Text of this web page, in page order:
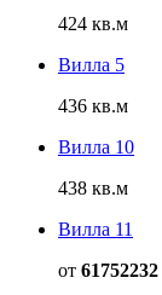
424 кв.м
Вилла 5
436 кв.м
Вилла 10
438 кв.м
Вилла 11
от 61752232